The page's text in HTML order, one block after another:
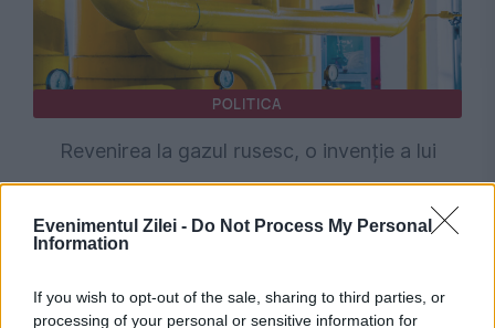
Evenimentul Zilei - Do Not Process My Personal
Information
If you wish to opt-out of the sale, sharing to third parties, or
processing of your personal or sensitive information for
POLITICA
Revenirea la gazul rusesc, o invenție a lui
Dodon. Infrastructura de gaze a Republicii
Moldova și populismul politic